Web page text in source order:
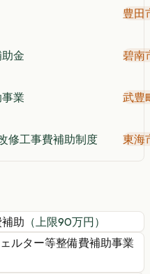
豊田
金 碧南
業 武豊
修工事費補助制度 東海
助 （上限90万円）
ルター等整備費補助事業